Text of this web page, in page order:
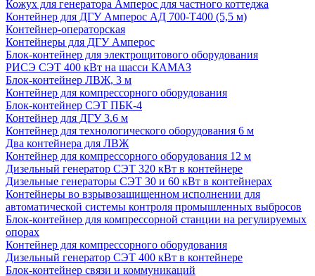
Кожух для генератора Амперос для частного коттеджа
Контейнер для ДГУ Амперос АД 700-Т400 (5,5 м)
Контейнер-операторская
Контейнеры для ДГУ Амперос
Блок-контейнер для электрощитового оборудования
РИСЭ СЭТ 400 кВт на шасси КАМАЗ
Блок-контейнер ЛВЖ, 3 м
Контейнер для компрессорного оборудования
Блок-контейнер СЭТ ПБК-4
Контейнер для ДГУ 3.6 м
Контейнер для технологического оборудования 6 м
Два контейнера для ЛВЖ
Контейнер для компрессорного оборудования 12 м
Дизельный генератор СЭТ 320 кВт в контейнере
Дизельные генераторы СЭТ 30 и 60 кВт в контейнерах
Контейнеры во взрывозащищенном исполнении для
автоматической системы контроля промышленных выбросов
Блок-контейнер для компрессорной станции на регулируемых
опорах
Контейнер для компрессорного оборудования
Дизельный генератор СЭТ 400 кВт в контейнере
Блок-контейнер связи и коммуникаций